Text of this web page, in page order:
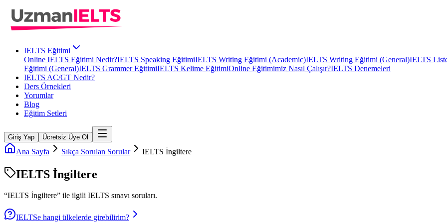
IELTS Eğitimi
Online IELTS Eğitimi Nedir?IELTS Speaking EğitimiIELTS Writing Eğitimi (Academic)IELTS Writing Eğitimi (General)IELTS
Eğitimi (General)IELTS Grammer EğitimiIELTS Kelime EğitimiOnline Eğitimimiz Nasıl Çalışır?IELTS Denemeleri
IELTS AC/GT Nedir?
Ders Örnekleri
Yorumlar
Blog
Eğitim Setleri
Giriş Yap Ücretsiz Üye Ol
Ana Sayfa Sıkça Sorulan Sorular IELTS İngiltere
IELTS İngiltere
“IELTS İngiltere” ile ilgili IELTS sınavı soruları.
IELTSe hangi ülkelerde girebilirim?